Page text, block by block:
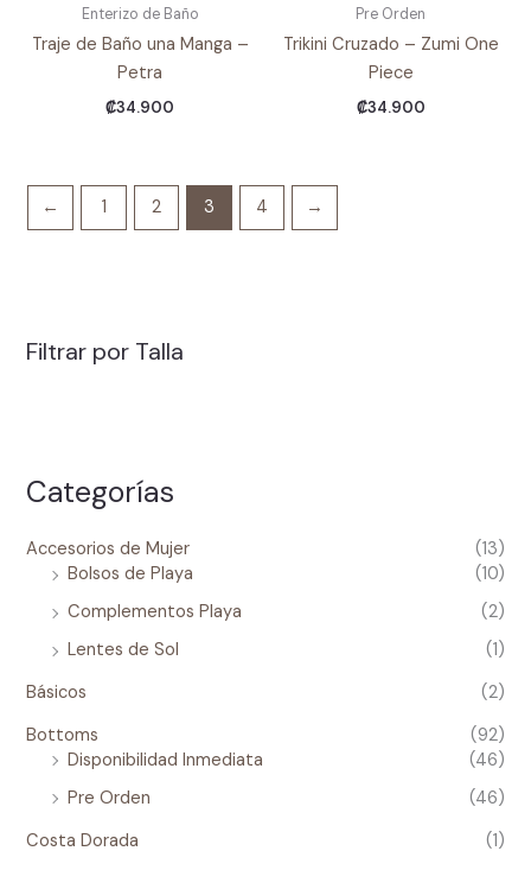
Filtrar por Talla
Categorías
Accesorios de Mujer
(13)
Bolsos de Playa
(10)
Complementos Playa
(2)
Lentes de Sol
(1)
Básicos
(2)
Bottoms
(92)
Disponibilidad Inmediata
(46)
Pre Orden
(46)
Costa Dorada
(1)
Enterizo de Baño
Traje de Baño una Manga –
Petra
₡34.900
Pre Orden
Trikini Cruzado – Zumi One
Piece
₡34.900
← 1 2 3 4 →